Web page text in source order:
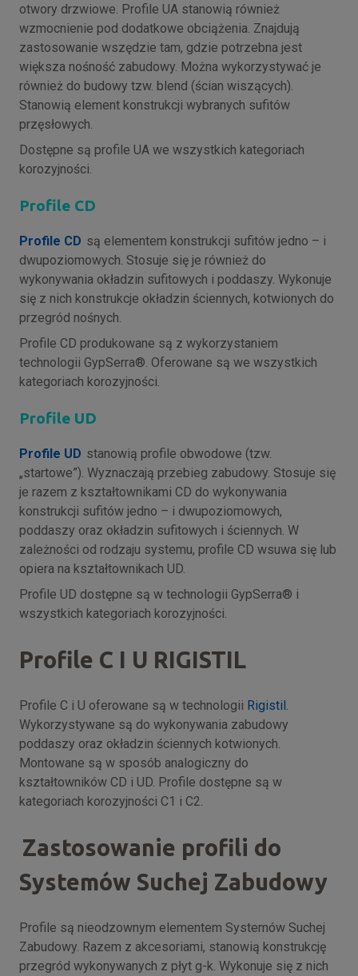
otwory drzwiowe. Profile UA stanowią również
wzmocnienie pod dodatkowe obciążenia. Znajdują
zastosowanie wszędzie tam, gdzie potrzebna jest
większa nośność zabudowy. Można wykorzystywać je
również do budowy tzw. blend (ścian wiszących).
Stanowią element konstrukcji wybranych sufitów
przęsłowych.
Dostępne są profile UA we wszystkich kategoriach
korozyjności.
Profile CD
Profile CD są elementem konstrukcji sufitów jedno – i
dwupoziomowych. Stosuje się je również do
wykonywania okładzin sufitowych i poddaszy. Wykonuje
się z nich konstrukcje okładzin ściennych, kotwionych do
przegród nośnych.
Profile CD produkowane są z wykorzystaniem
technologii GypSerra®. Oferowane są we wszystkich
kategoriach korozyjności.
Profile UD
Profile UD stanowią profile obwodowe (tzw.
„startowe”). Wyznaczają przebieg zabudowy. Stosuje się
je razem z kształtownikami CD do wykonywania
konstrukcji sufitów jedno – i dwupoziomowych,
poddaszy oraz okładzin sufitowych i ściennych. W
zależności od rodzaju systemu, profile CD wsuwa się lub
opiera na kształtownikach UD.
Profile UD dostępne są w technologii GypSerra® i
wszystkich kategoriach korozyjności.
Profile C I U RIGISTIL
Profile C i U oferowane są w technologii Rigistil.
Wykorzystywane są do wykonywania zabudowy
poddaszy oraz okładzin ściennych kotwionych.
Montowane są w sposób analogiczny do
kształtowników CD i UD. Profile dostępne są w
kategoriach korozyjności C1 i C2.
Zastosowanie profili do
Systemów Suchej Zabudowy
Profile są nieodzownym elementem Systemów Suchej
Zabudowy. Razem z akcesoriami, stanowią konstrukcję
przegród wykonywanych z płyt g-k. Wykonuje się z nich